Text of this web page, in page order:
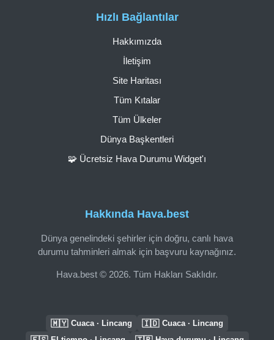
Hakkında Hava.best
Dünya genelindeki şehirler için doğru, canlı hava
durumu tahminleri almak için başvuru kaynağınız.
Hava.best © 2026. Tüm Hakları Saklıdır.
Hızlı Bağlantılar
Hakkımızda
İletişim
Site Haritası
Tüm Kıtalar
Tüm Ülkeler
Dünya Başkentleri
🧩 Ücretsiz Hava Durumu Widget'ı
🇲🇾 Cuaca · Lincang 🇮🇩 Cuaca · Lincang